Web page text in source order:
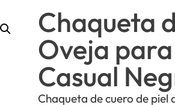
Chaqueta
Oveja
Casual
Chaqueta de cuero de piel